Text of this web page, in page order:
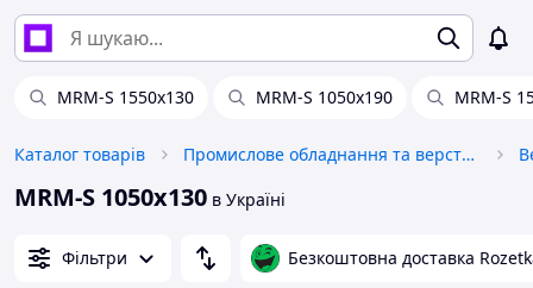
MRM-S 1550x130 MRM-S 1050x190 MRM-S
Каталог товарів Промислове обладнання та верстати
MRM-S 1050x130 в Україні
Фільтри Безкоштовна доставка